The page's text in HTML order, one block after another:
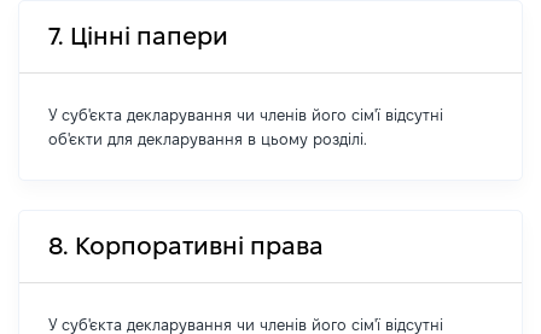
7. Цінні папери
У суб'єкта декларування чи членів його сім'ї відсутні
об'єкти для декларування в цьому розділі.
8. Корпоративні права
У суб'єкта декларування чи членів його сім'ї відсутні